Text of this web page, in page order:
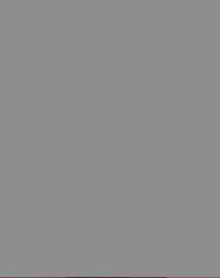
взгляды на мир и на
возникает
как бы важен и
Современная
средств, позволяющих
безопасным и